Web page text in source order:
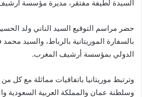
السيدة لطيفة مفتقر، مديرة مؤسسة
حضر مراسم التوقيع السيد الناني ولد
بالسفارة الموريتانية بالرباط، والسيد
الدولي بمؤسسة أرشيف المغرب.
وترتبط موريتانيا باتفاقيات مماثلة مع كل
وسلطنة عمان والمملكة العربية السعودية